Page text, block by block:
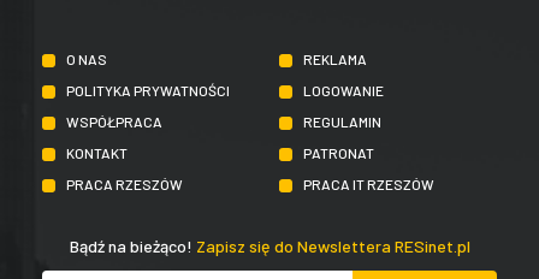
O NAS
REKLAMA
POLITYKA PRYWATNOŚCI
LOGOWANIE
WSPÓŁPRACA
REGULAMIN
KONTAKT
PATRONAT
PRACA RZESZÓW
PRACA IT RZESZÓW
Bądź na bieżąco! Zapisz się do Newslettera RESinet.pl